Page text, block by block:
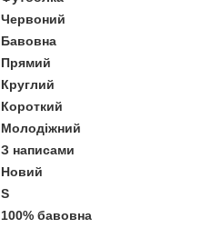
Червоний
Бавовна
Прямий
Круглий
Короткий
Молодіжний
З написами
Новий
S
100% бавовна